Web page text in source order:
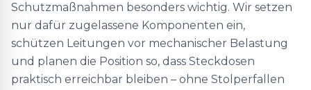
Schutzmaßnahmen besonders wichtig. Wir setzen
nur dafür zugelassene Komponenten ein,
schützen Leitungen vor mechanischer Belastung
und planen die Position so, dass Steckdosen
praktisch erreichbar bleiben – ohne Stolperfallen